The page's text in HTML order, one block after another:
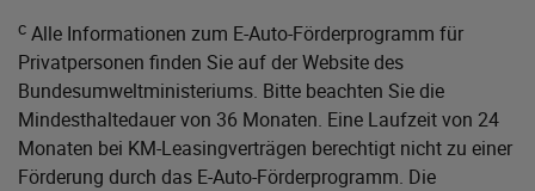
c Alle Informationen zum E-Auto-Förderprogramm für
Privatpersonen finden Sie auf der Website des
Bundesumweltministeriums. Bitte beachten Sie die
Mindesthaltedauer von 36 Monaten. Eine Laufzeit von 24
Monaten bei KM-Leasingverträgen berechtigt nicht zu einer
Förderung durch das E-Auto-Förderprogramm. Die